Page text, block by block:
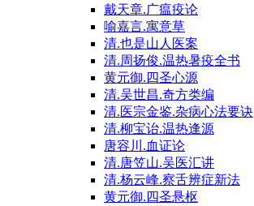
戴天章.广瘟疫论
喻嘉言.寓意草
清.也是山人医案
清.周扬俊.温热暑疫全书
黄元御.四圣心源
清.吴世昌.奇方类编
清.医宗金鉴.杂病心法要诀
清.柳宝诒.温热逢源
唐容川.血证论
清.唐笠山.吴医汇讲
清.杨云峰.察舌辨症新法
黄元御.四圣悬枢